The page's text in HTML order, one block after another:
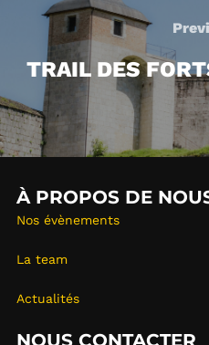
navigation
TRAIL DES
À PROPOS DE
Nos évènements
La team
Actualités
NOUS CONTACTER